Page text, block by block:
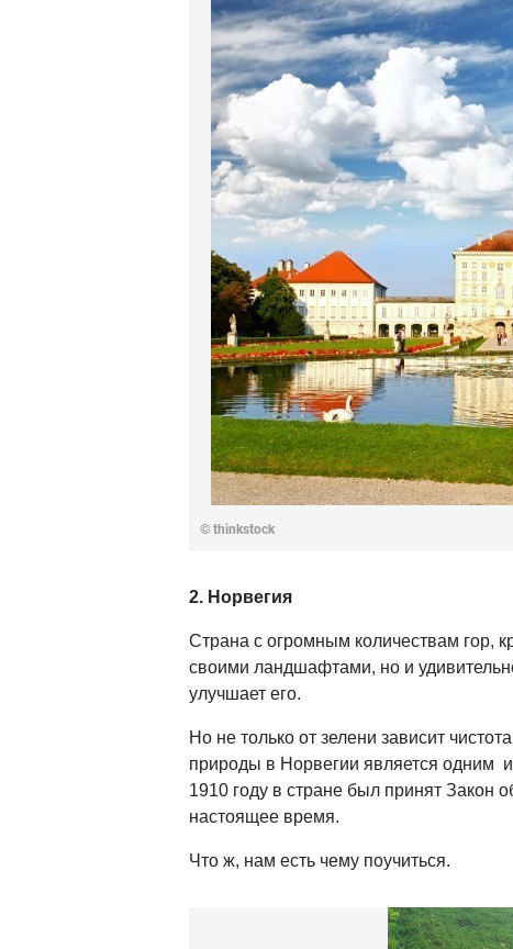
© thinkstock
2. Норвегия
Страна с огромным количествам гор,
своими ландшафтами, но и
улучшает его.
Но не только от зелени зависит
природы в Норвегии является одним
1910 году в стране был принят Закон
настоящее время.
Что ж, нам есть чему поучиться.